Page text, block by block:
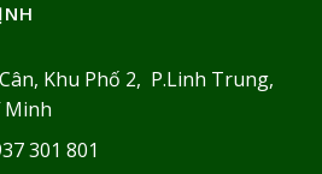
Khu Phố 2, P.Linh Trung,
Minh
301 801